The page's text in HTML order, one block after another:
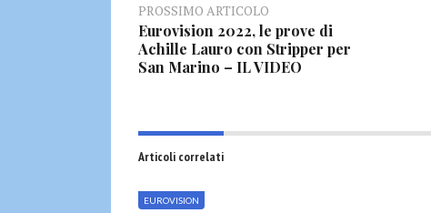
PROSSIMO ARTICOLO
Eurovision 2022, le prove di
Achille Lauro con Stripper per
San Marino – IL VIDEO
Articoli correlati
EUROVISION